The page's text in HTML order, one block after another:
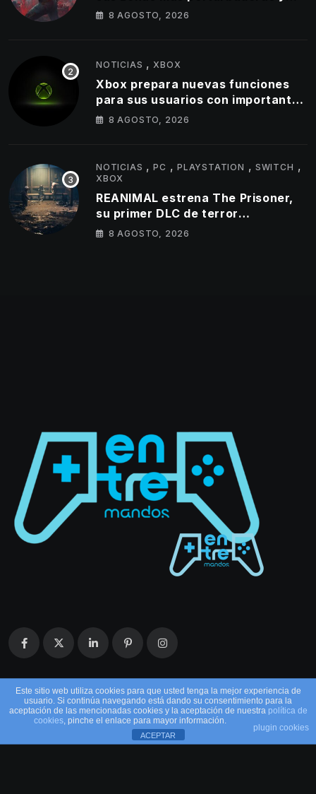
revela nuevos detalles de su
8 AGOSTO, 2026
NOTICIAS ,XBOX
Xbox prepara nuevas funciones
para sus usuarios con importantes
cambios en capturas y logros
8 AGOSTO, 2026
NOTICIAS ,PC ,PLAYSTATION , SWITCH ,
XBOX
REANIMAL estrena The Prisoner,
su primer DLC de terror
cooperativo
8 AGOSTO, 2026
© 2026 EntreMandos. Todos los derechos
Este sitio web utiliza cookies para que usted tenga la mejor experiencia de
usuario. Si continúa navegando está dando su consentimiento para la
aceptación de las mencionadas cookies y la aceptación de nuestra política de
cookies, pinche el enlace para mayor información.
plugin cookies
ACEPTAR